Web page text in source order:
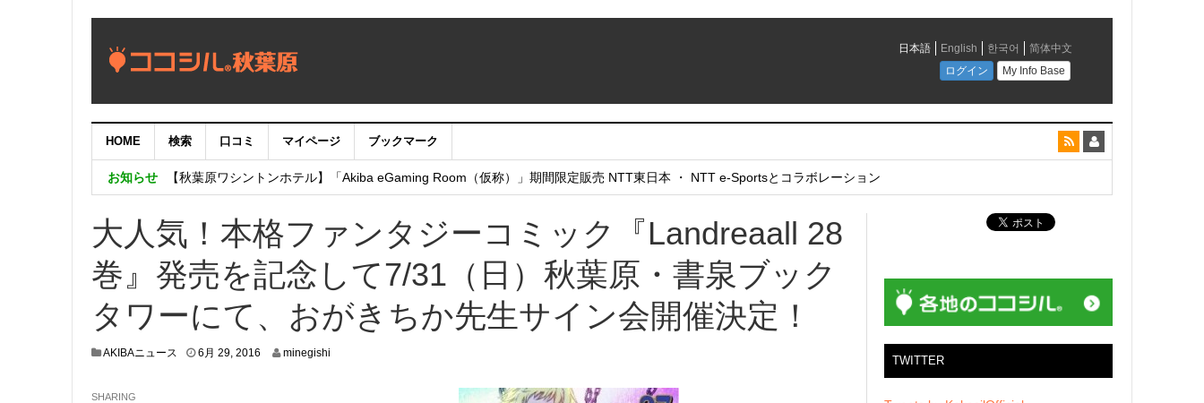
HOME 検索 口コミ マイページ ブックマーク
お知らせ
【重要：9月5日（火）22時】ココシル：アカウントサービス移行のお知らせ
【秋葉原ワシントンホテル】「Akiba eGaming Room（仮称）」期間限定販売 NTT東日本 ・ NTT e-Sportsとコラボレーション
大人気！本格ファンタジーコミック『Landreaall 28
巻』発売を記念して7/31（日）秋葉原・書泉ブック
タワーにて、おがきちか先生サイン会開催決定！
AKIBAニュース 6月 29, 2016 minegishi
SHARING
TWITTER